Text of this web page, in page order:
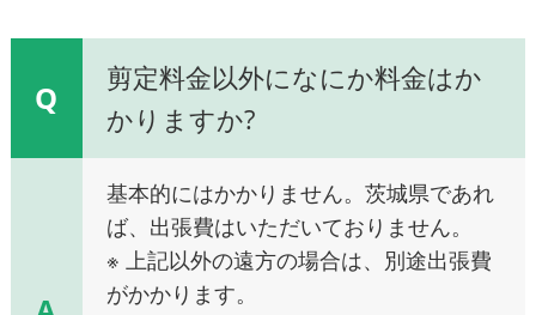
Q
剪定料金以外になにか料金はか
かりますか?
基本的にはかかりません。茨城県であれ
ば、出張費はいただいておりません。
※ 上記以外の遠方の場合は、別途出張費
がかかります。